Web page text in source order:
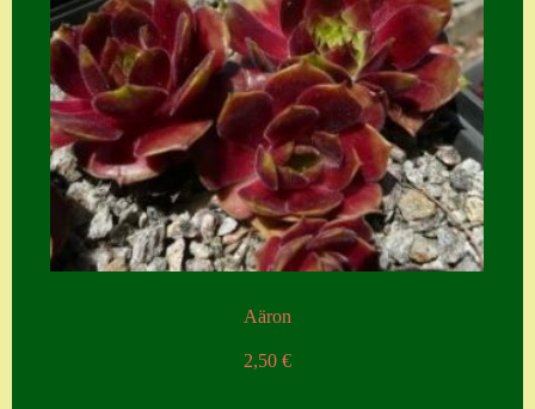
Aäron
2,50 €